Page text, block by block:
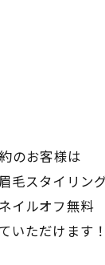
のお客様は
毛スタイリン
イルオフ無料
いただけます